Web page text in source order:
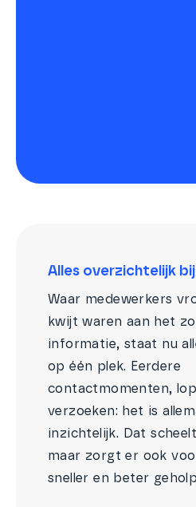
Alles overzichtelijk
Waar medewerkers
kwijt waren aan het
informatie, staat nu
op één plek. Eerdere
contactmomenten,
verzoeken: het is
inzichtelijk. Dat
maar zorgt er ook
sneller en beter